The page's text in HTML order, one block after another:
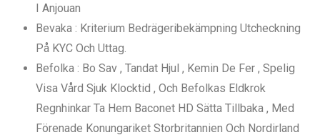
I Anjouan
Bevaka : Kriterium Bedrägeribekämpning Utcheckning
På KYC Och Uttag.
Befolka : Bo Sav , Tandat Hjul , Kemin De Fer , Spelig
Visa Vård Sjuk Klocktid , Och Befolkas Eldkrok
Regnhinkar Ta Hem Baconet HD Sätta Tillbaka , Med
Förenade Konungariket Storbritannien Och Nordirland